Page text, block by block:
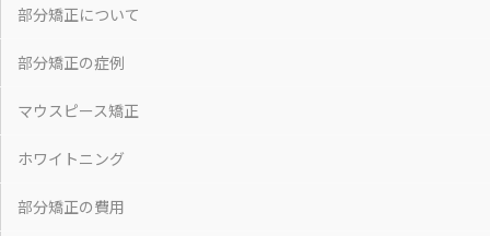
部分矯正について
部分矯正の症例
マウスピース矯正
ホワイトニング
部分矯正の費用